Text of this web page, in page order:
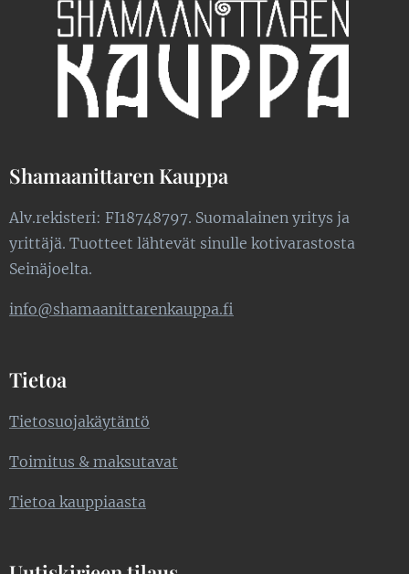
Shamaanittaren Kauppa
Alv.rekisteri: FI18748797. Suomalainen yritys ja
yrittäjä. Tuotteet lähtevät sinulle kotivarastosta
Seinäjoelta.
info@shamaanittarenkauppa.fi
Tietoa
Tietosuojakäytäntö
Toimitus & maksutavat
Tietoa kauppiaasta